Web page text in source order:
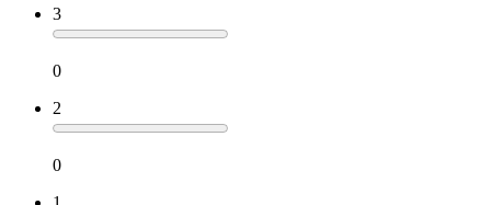
3
0
2
0